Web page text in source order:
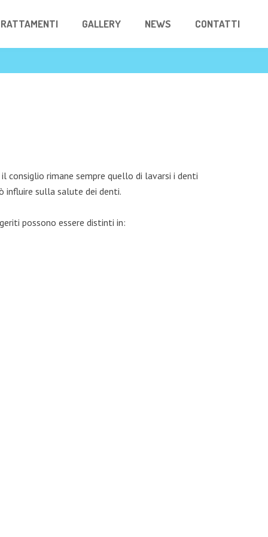
GALLERY NEWS CONTATTI
consiglio rimane sempre quello di lavarsi i denti
influire sulla salute dei denti.
possono essere distinti in: